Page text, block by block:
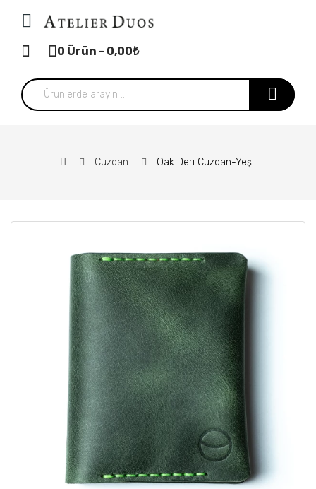
0 Ürün - 0,00₺
Cüzdan Oak Deri Cüzdan-Yeşil